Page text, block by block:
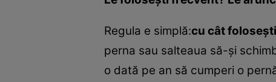
Regula e simplă:cu cât
perna sau salteaua să-şi
o dată pe an să cumperi o